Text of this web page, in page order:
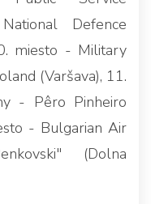
Defence
miesto - Military
(Varšava), 11.
- Pêro Pinheiro
- Bulgarian Air
(Dolna